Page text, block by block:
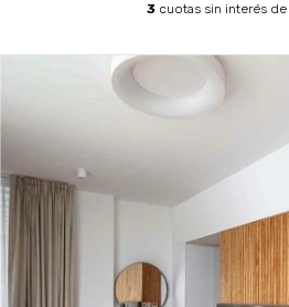
3 cuotas sin interés de